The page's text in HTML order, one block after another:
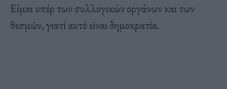
Είμαι υπέρ των συλλογικών οργάνων και των
θεσμών, γιατί αυτό είναι δημοκρατία.